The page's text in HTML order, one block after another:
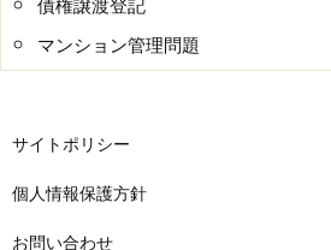
マンション管理問題
サイトポリシー
個人情報保護方針
お問い合わせ